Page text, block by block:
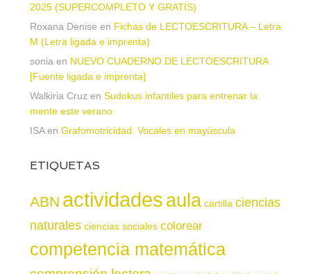
2025 (SUPERCOMPLETO Y GRATIS)
Roxana Denise en Fichas de LECTOESCRITURA – Letra
M (Letra ligada e imprenta)
sonia en NUEVO CUADERNO DE LECTOESCRITURA
[Fuente ligada e imprenta]
Walkiria Cruz en Sudokus infantiles para entrenar la
mente este verano
ISAen Grafomotricidad. Vocales en mayúscula
ETIQUETAS
ABN actividadesaula cartilla ciencias
naturales ciencias sociales colorear
competencia matemática